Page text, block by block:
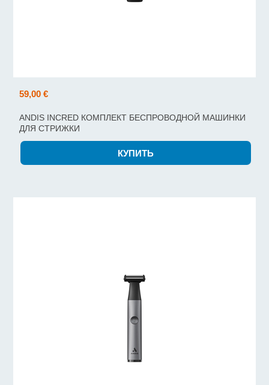
59,00 €
ANDIS INCRED КОМПЛЕКТ БЕСПРОВОДНОЙ МАШИНКИ
ДЛЯ СТРИЖКИ